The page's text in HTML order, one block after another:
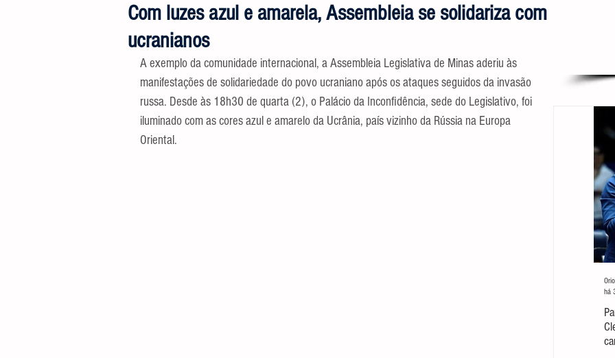
Com luzes azul e amarela, Assembleia se solidariza com
ucranianos
A exemplo da comunidade internacional, a Assembleia Legislativa de Minas aderiu às
manifestações de solidariedade do povo ucraniano após os ataques seguidos da invasão
russa. Desde às 18h30 de quarta (2), o Palácio da Inconfidência, sede do Legislativo, foi
iluminado com as cores azul e amarelo da Ucrânia, país vizinho da Rússia na Europa
Oriental.
há